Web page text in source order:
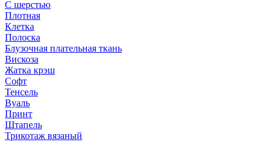
С шерстью
Плотная
Клетка
Полоска
Блузочная плательная ткань
Вискоза
Жатка крэш
Софт
Тенсель
Вуаль
Принт
Штапель
Трикотаж вязаный